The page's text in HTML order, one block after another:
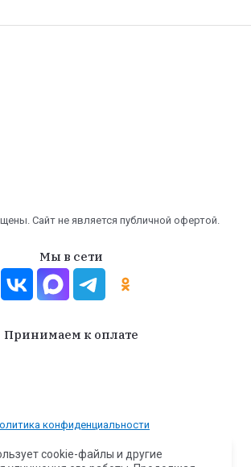
Сайт не является публичной офертой.
Мы в сети
Принимаем к оплате
конфиденциальности
и обработку персональных данных
cookie-файлы и другие